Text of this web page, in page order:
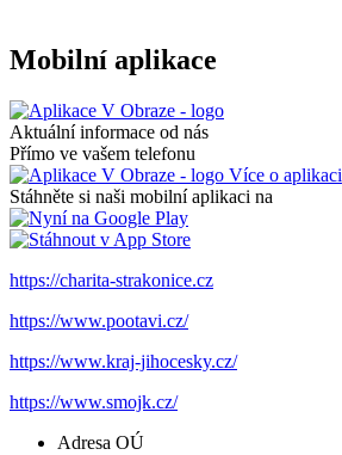
Mobilní aplikace
Aktuální informace od nás
Přímo ve vašem telefonu
Více o aplikaci
Stáhněte si naši mobilní aplikaci na
https://charita-strakonice.cz
https://www.pootavi.cz/
https://www.kraj-jihocesky.cz/
https://www.smojk.cz/
Adresa OÚ